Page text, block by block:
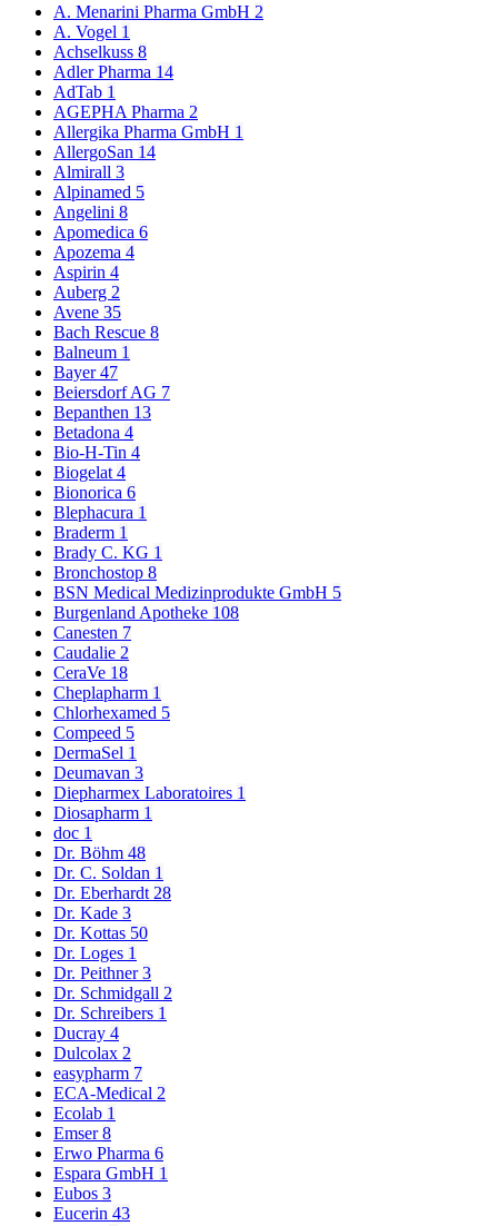
A. Menarini Pharma GmbH 2
A. Vogel 1
Achselkuss 8
Adler Pharma 14
AdTab 1
AGEPHA Pharma 2
Allergika Pharma GmbH 1
AllergoSan 14
Almirall 3
Alpinamed 5
Angelini 8
Apomedica 6
Apozema 4
Aspirin 4
Auberg 2
Avene 35
Bach Rescue 8
Balneum 1
Bayer47
Beiersdorf AG 7
Bepanthen 13
Betadona 4
Bio-H-Tin 4
Biogelat 4
Bionorica 6
Blephacura 1
Braderm 1
Brady C. KG 1
Bronchostop 8
BSN Medical Medizinprodukte GmbH 5
Burgenland Apotheke 108
Canesten 7
Caudalie 2
CeraVe 18
Cheplapharm 1
Chlorhexamed 5
Compeed 5
DermaSel 1
Deumavan 3
Diepharmex Laboratoires 1
Diosapharm 1
doc 1
Dr. Böhm 48
Dr. C. Soldan 1
Dr. Eberhardt 28
Dr. Kade 3
Dr. Kottas 50
Dr. Loges 1
Dr. Peithner3
Dr. Schmidgall 2
Dr. Schreibers 1
Ducray 4
Dulcolax 2
easypharm 7
ECA-Medical 2
Ecolab 1
Emser8
Erwo Pharma 6
Espara GmbH 1
Eubos 3
Eucerin 43